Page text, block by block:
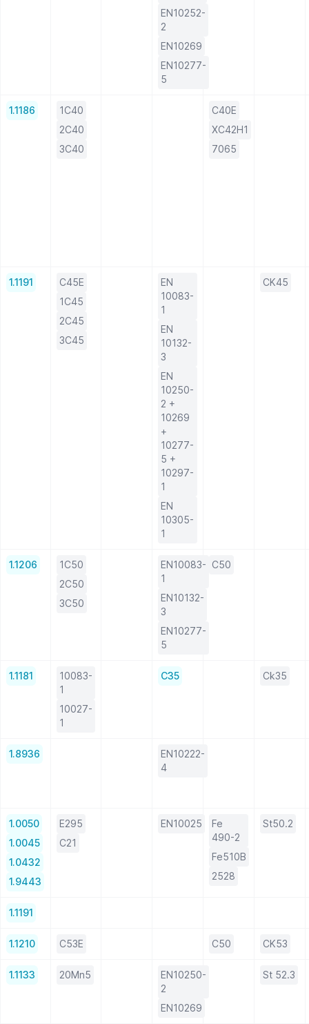
EN10252-
2
EN10269
EN10277-
5
1.1186
1C40
2C40
3C40
C40E
XC42H1
7065
1.1191
C45E
1C45
2C45
3C45
EN
10083-
1
EN
10132-
3
EN
10250-
2 +
10269
+
10277-
5 +
10297-
1
EN
10305-
1
CK45
1.1206
1C50
2C50
3C50
EN10083-
1
EN10132-
3
EN10277-
5
C50
1.1181
10083-
1
10027-
1
C35 Ck35
1.8936
EN10222-
4
1.0050
1.0045
1.0432
1.9443
E295
C21
EN10025
Fe
490-2
Fe510B
2528
St50.2
1.1191
1.1210 C53E C50 CK53
1.1133 20Mn5
EN10250-
2
EN10269
St 52.3